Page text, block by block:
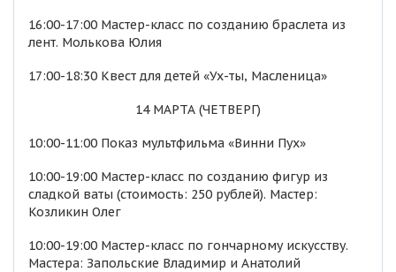
16:00-17:00 Мастер-класс по созданию браслета из
лент. Молькова Юлия
17:00-18:30 Квест для детей «Ух-ты, Масленица»
14 МАРТА (ЧЕТВЕРГ)
10:00-11:00 Показ мультфильма «Винни Пух»
10:00-19:00 Мастер-класс по созданию фигур из
сладкой ваты (стоимость: 250 рублей). Мастер:
Козликин Олег
10:00-19:00 Мастер-класс по гончарному искусству.
Мастера: Запольские Владимир и Анатолий